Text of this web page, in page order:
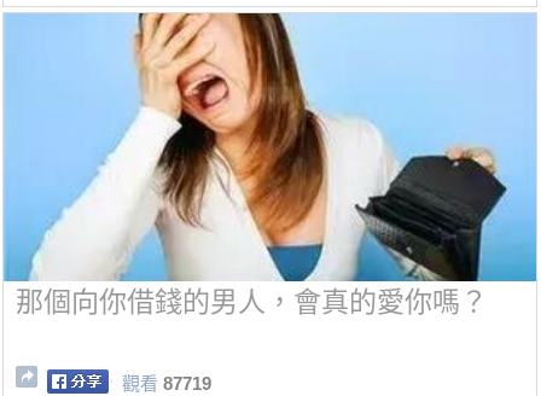
那個向你借錢的男人，會真的愛你嗎？
觀看 87719